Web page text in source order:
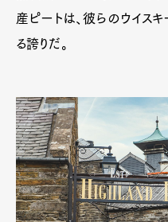
産ピートは、彼らのウイス
る誇りだ。